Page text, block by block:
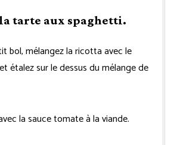
tarte aux spaghetti.
bol, mélangez la ricotta avec le
étalez sur le dessus du mélange de
la sauce tomate à la viande.